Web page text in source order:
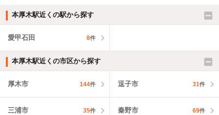
本厚木駅近くの駅から探す
愛甲石田 8件
本厚木駅近くの市区から探す
厚木市 144件 逗子市 31件
三浦市 35件 秦野市 69件